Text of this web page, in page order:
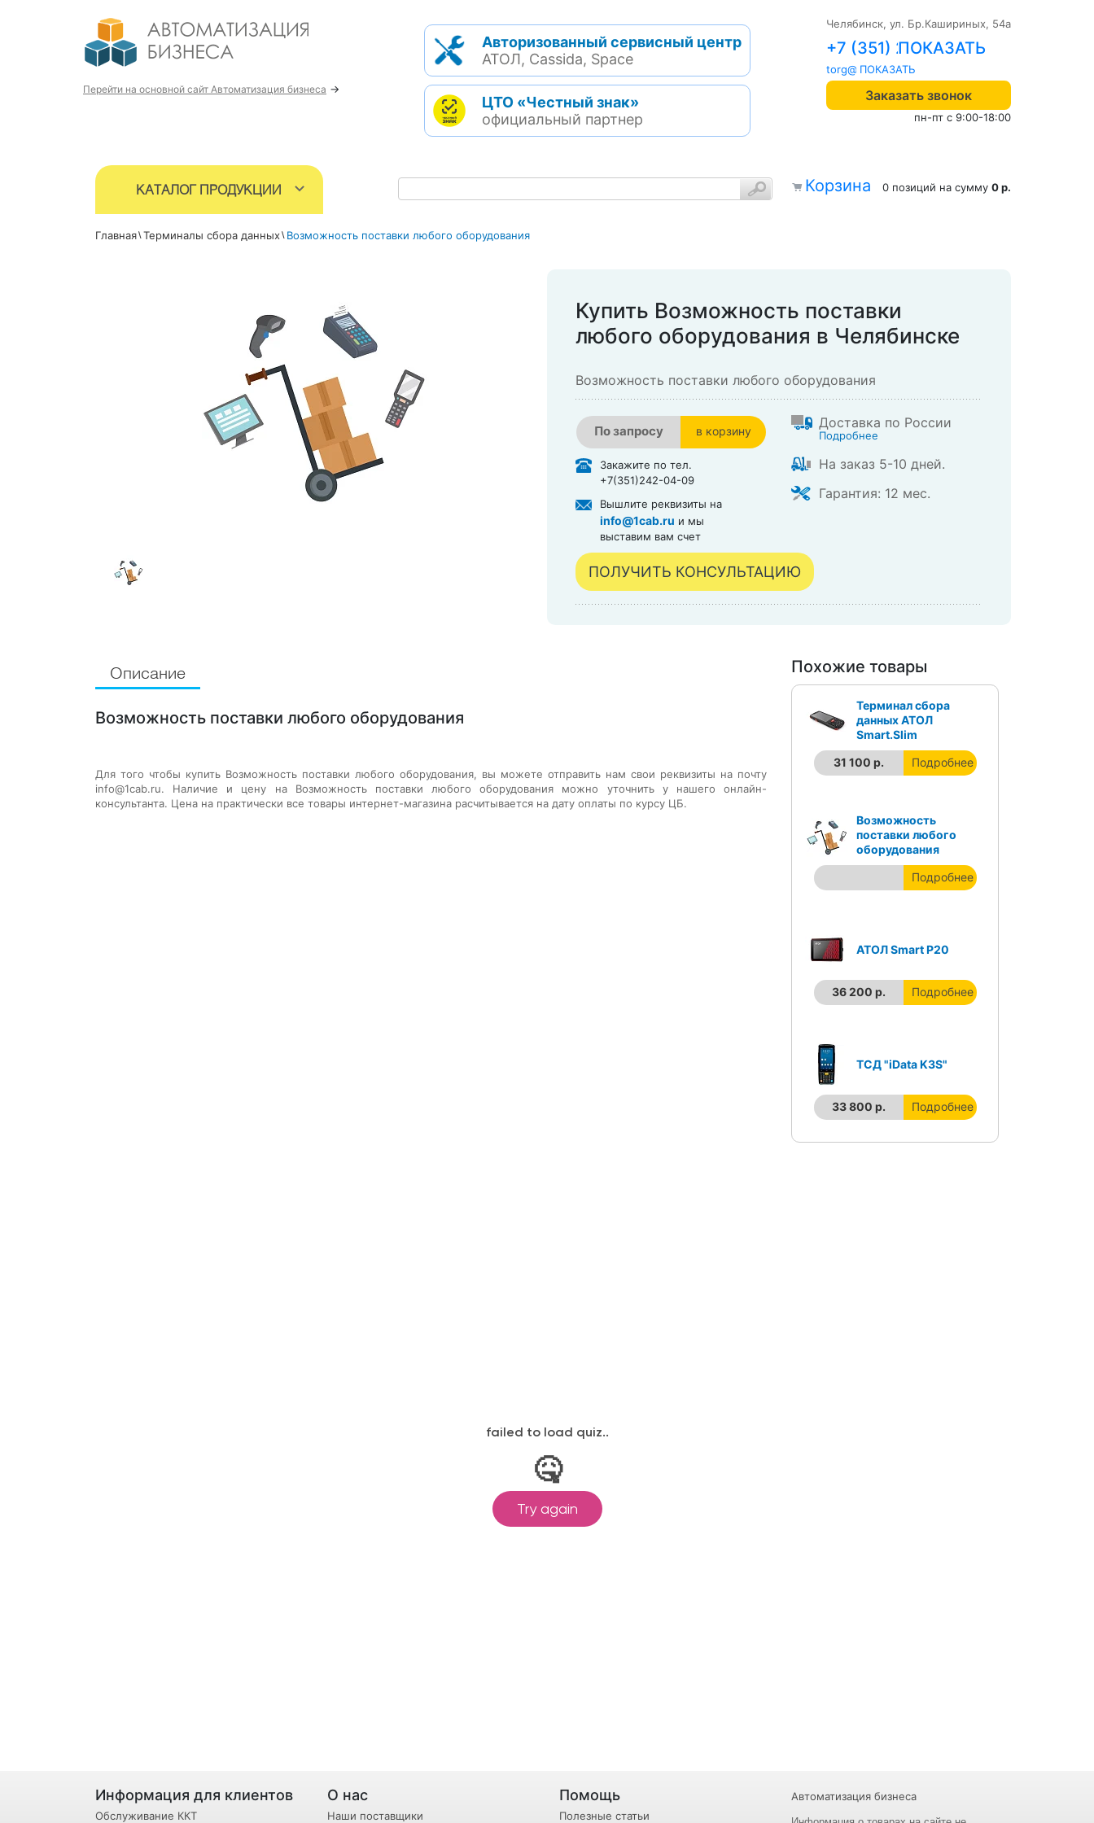
Перейти на основной сайт Автоматизация бизнеса →
Авторизованный сервисный центр
АТОЛ, Cassida, Space
ЦТО «Честный знак»
официальный партнер
Челябинск, ул. Бр.Кашириных, 54а
+7 (351) 242-04-09
torg@1cab.ru
Заказать звонок
пн-пт с 9:00-18:00
КАТАЛОГ ПРОДУКЦИИ Корзина 0 позиций на сумму0 р.
Главная Терминалы сбора данных Возможность поставки любого оборудования
Купить Возможность поставки
любого оборудования в Челябинске
Возможность поставки любого оборудования
По запросу в корзину
Закажите по тел.
+7(351)242-04-09
Вышлите реквизиты на
info@1cab.ru и мы
выставим вам счет
Доставка по России
Подробнее
На заказ 5-10 дней.
Гарантия: 12 мес.
ПОЛУЧИТЬ КОНСУЛЬТАЦИЮ
Описание
Возможность поставки любого оборудования
Для того чтобы купить Возможность поставки любого оборудования, вы можете отправить нам свои реквизиты на почту
info@1cab.ru. Наличие и цену на Возможность поставки любого оборудования можно уточнить у нашего онлайн-
консультанта. Цена на практически все товары интернет-магазина расчитывается на дату оплаты по курсу ЦБ.
Похожие товары
Терминал сбора
данных АТОЛ
Smart.Slim
31 100 р.
Подробнее
Возможность
поставки любого
оборудования
Подробнее
АТОЛ Smart P20
36 200 р. Подробнее
ТСД "iData K3S"
33 800 р. Подробнее
Информация для клиентов
Обслуживание ККТ
О нас
Наши поставщики
Помощь
Полезные статьи
Автоматизация бизнеса